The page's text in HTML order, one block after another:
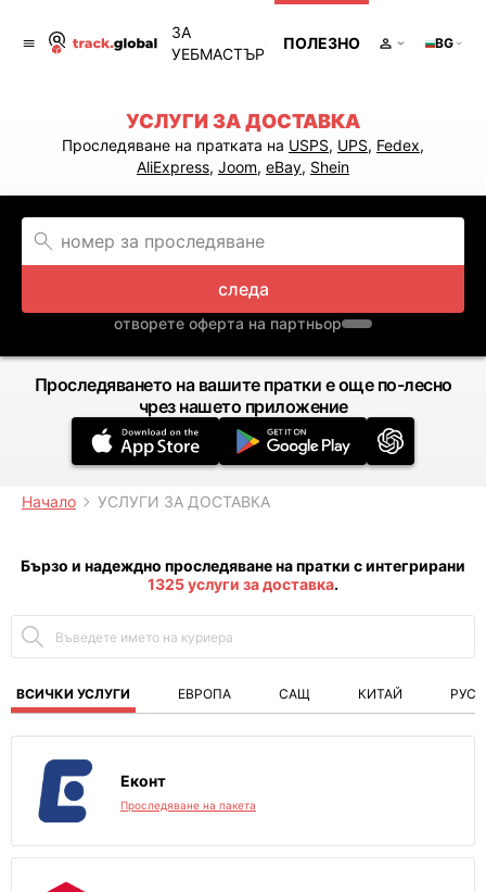
ЗА
УЕБМАСТЪР
ПОЛЕЗНО BG
УСЛУГИ ЗА ДОСТАВКА
Проследяване на пратката на USPS, UPS, Fedex,
AliExpress, Joom, eBay, Shein
следа
отворете оферта на партньор
Проследяването на вашите пратки е още по-лесно
чрез нашето приложение
Начало УСЛУГИ ЗА ДОСТАВКА
Бързо и надеждно проследяване на пратки с интегрирани
1325 услуги за доставка.
ВСИЧКИ УСЛУГИ ЕВРОПА САЩ КИТАЙ
Еконт
Проследяване на пакета